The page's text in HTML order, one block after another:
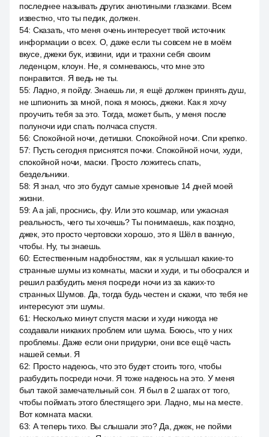
последнее называть других анютиными глазками. Всем
известно, что ты педик, должен.
54: Сказать, что меня очень интересует твой источник
информации о всех. О, даже если ты совсем не в моём
вкусе, джеки бук, извини, иди и трахни себя своим
леденцом, клоун. Не, я сомневаюсь, что мне это
понравится. Я ведь не ты.
55: Ладно, я пойду. Знаешь ли, я ещё должен принять душ,
не шпионить за мной, пока я моюсь, джеки. Как я хочу
проучить тебя за это. Тогда, может быть, у меня после
полуночи иди спать полчаса спустя.
56: Спокойной ночи, детишки. Спокойной ночи. Спи крепко.
57: Пусть сегодня приснятся почки. Спокойной ночи, худи,
спокойной ночи, маски. Просто ложитесь спать,
бездельники.
58: Я знал, что это будут самые хреновые 14 дней моей
жизни.
59: A a jali, проснись, фу. Или это кошмар, или ужасная
реальность, чего ты хочешь? Ты понимаешь, как поздно,
джек, это просто чертовски хорошо, это я Шёл в ванную,
чтобы. Ну, ты знаешь.
60: Естественным надобностям, как я услышал какие-то
странные шумы из комнаты, маски и худи, и ты обосрался и
решил разбудить меня посреди ночи из за каких-то
странных Шумов. Да, тогда будь честен и скажи, что тебя не
интересуют эти шумы.
61: Несколько минут спустя маски и худи никогда не
создавали никаких проблем или шума. Боюсь, что у них
проблемы. Даже если они придурки, они все ещё часть
нашей семьи. Я
62: Просто надеюсь, что это будет стоить того, чтобы
разбудить посреди ночи. Я тоже надеюсь на это. У меня
был такой замечательный сон. Я был в 2 шагах от того,
чтобы поймать этого блестящего эри. Ладно, мы на месте.
Вот комната маски.
63: А теперь тихо. Вы слышали это? Да, джек, не пойми